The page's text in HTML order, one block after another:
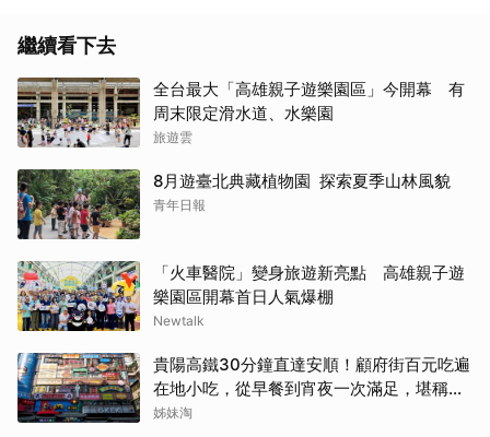
繼續看下去
全台最大「高雄親子遊樂園區」今開幕 有
周末限定滑水道、水樂園
旅遊雲
8月遊臺北典藏植物園 探索夏季山林風貌
青年日報
「火車醫院」變身旅遊新亮點 高雄親子遊
樂園區開幕首日人氣爆棚
Newtalk
貴陽高鐵30分鐘直達安順！顧府街百元吃遍
在地小吃，從早餐到宵夜一次滿足，堪稱貴
州「小吃王國」
姊妹淘